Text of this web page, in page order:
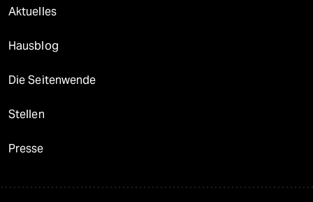
Aktuelles
Hausblog
Die Seitenwende
Stellen
Presse